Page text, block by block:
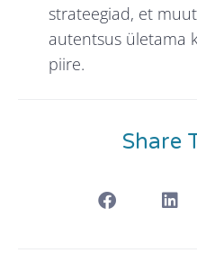
strateegiad, et
autentsus ületama
piire.
Share